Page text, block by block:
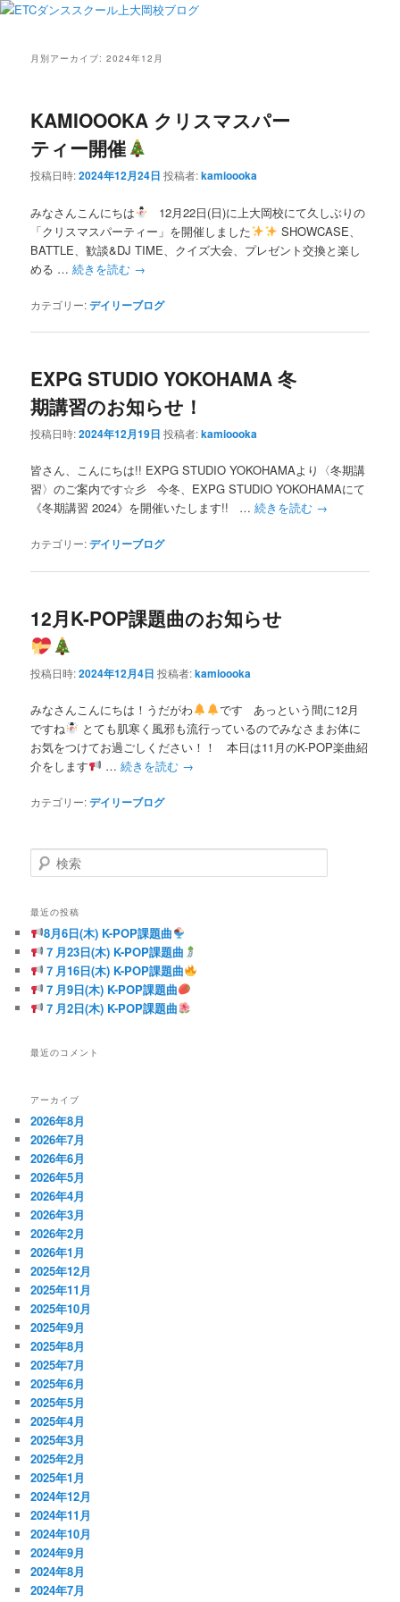
月別アーカイブ:2024年12月
KAMIOOOKA クリスマスパー
ティー開催
投稿日時:2024年12月24日 投稿者:kamioooka
みなさんこんにちは
12月22日(日)に上大岡校にて久しぶりの
「クリスマスパーティー」を開催しました
SHOWCASE、
BATTLE、歓談&DJ TIME、クイズ大会、プレゼント交換と楽し
める …続きを読む →
カテゴリー:デイリーブログ
EXPG STUDIO YOKOHAMA 冬
期講習のお知らせ！
投稿日時:2024年12月19日 投稿者:kamioooka
皆さん、こんにちは!! EXPG STUDIO YOKOHAMAより〈冬期講
習〉のご案内です☆彡 今冬、EXPG STUDIO YOKOHAMAにて
《冬期講習 2024》を開催いたします!! …続きを読む →
カテゴリー:デイリーブログ
12月K-POP課題曲のお知らせ
投稿日時:2024年12月4日 投稿者:kamioooka
みなさんこんにちは！うだがわ
です あっという間に12月
ですね
とても肌寒く風邪も流行っているのでみなさまお体に
お気をつけてお過ごしください！！ 本日は11月のK-POP楽曲紹
介をします
… 続きを読む →
カテゴリー:デイリーブログ
検
索
最近の投稿
8月6日(木) K-POP課題曲
７月23日(木) K-POP課題曲
７月16日(木) K-POP課題曲
７月9日(木) K-POP課題曲
７月2日(木) K-POP課題曲
最近のコメント
アーカイブ
2026年8月
2026年7月
2026年6月
2026年5月
2026年4月
2026年3月
2026年2月
2026年1月
2025年12月
2025年11月
2025年10月
2025年9月
2025年8月
2025年7月
2025年6月
2025年5月
2025年4月
2025年3月
2025年2月
2025年1月
2024年12月
2024年11月
2024年10月
2024年9月
2024年8月
2024年7月